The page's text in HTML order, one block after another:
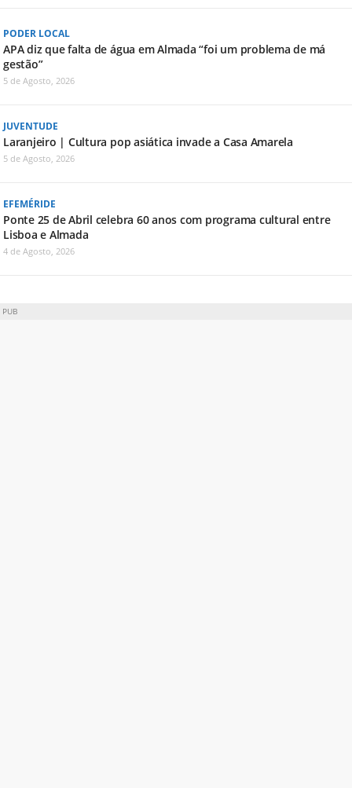
PODER LOCAL
APA diz que falta de água em Almada “foi um problema de má
gestão”
5 de Agosto, 2026
JUVENTUDE
Laranjeiro | Cultura pop asiática invade a Casa Amarela
5 de Agosto, 2026
EFEMÉRIDE
Ponte 25 de Abril celebra 60 anos com programa cultural entre
Lisboa e Almada
4 de Agosto, 2026
PUB